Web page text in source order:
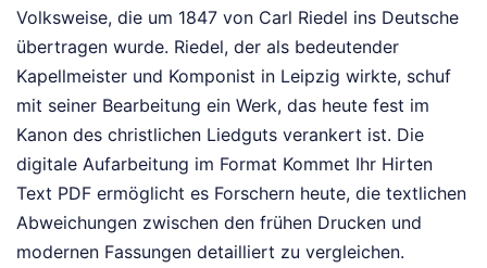
Volksweise, die um 1847 von Carl Riedel ins Deutsche
übertragen wurde. Riedel, der als bedeutender
Kapellmeister und Komponist in Leipzig wirkte, schuf
mit seiner Bearbeitung ein Werk, das heute fest im
Kanon des christlichen Liedguts verankert ist. Die
digitale Aufarbeitung im Format Kommet Ihr Hirten
Text PDF ermöglicht es Forschern heute, die textlichen
Abweichungen zwischen den frühen Drucken und
modernen Fassungen detailliert zu vergleichen.